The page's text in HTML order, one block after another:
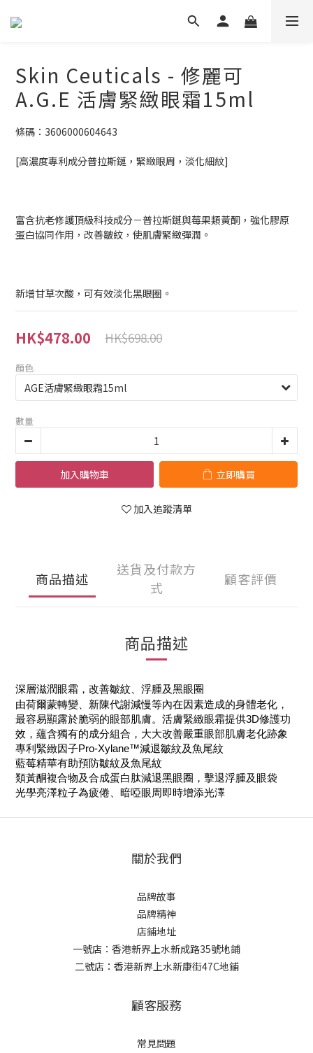
Skin Ceuticals - 修麗可
A.G.E 活膚緊緻眼霜15ml
條碼：3606000604643
[高濃度專利成分普拉斯鏈，緊緻眼周，淡化細紋]
富含抗老修護頂級科技成分－普拉斯鏈與莓果類黃酮，強化膠原
蛋白協同作用，改善皺紋，使肌膚緊緻彈潤。
新增甘草次酸，可有效淡化黑眼圈。
HK$478.00 HK$698.00
顏色
數量
加入購物車 立即購買
加入追蹤清單
商品描述
送貨及付款方
式
顧客評價
商品描述
深層滋潤眼霜，改善皺紋、浮腫及黑眼圈
由荷爾蒙轉變、新陳代謝減慢等內在因素造成的身體老化，
最容易顯露於脆弱的眼部肌膚。活膚緊緻眼霜提供3D修護功
效，蘊含獨有的成分組合，大大改善嚴重眼部肌膚老化跡象
專利緊緻因子Pro-Xylane™減退皺紋及魚尾紋
藍莓精華有助預防皺紋及魚尾紋
類黃酮複合物及合成蛋白肽減退黑眼圈，擊退浮腫及眼袋
光學亮澤粒子為疲倦、暗啞眼周即時增添光澤
關於我們
品牌故事
品牌精神
店鋪地址
一號店：香港新界上水新成路35號地鋪
二號店：香港新界上水新康街47C地鋪
顧客服務
常見問題